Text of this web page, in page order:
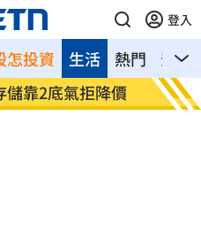
登入
怎投資 熱門 影音
生活
師恐失明要提告
新北
性